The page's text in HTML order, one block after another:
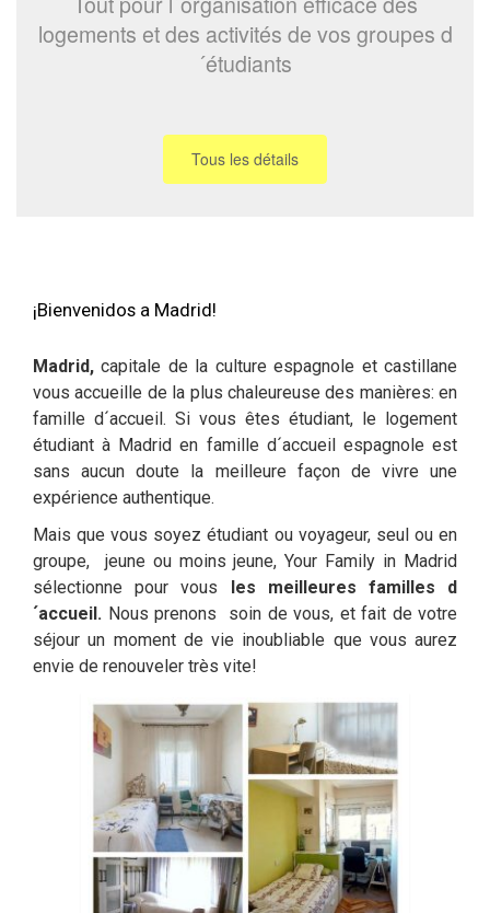
logements et des activités de vos groupes d
´étudiants
Tous les détails
¡Bienvenidos a Madrid!
Madrid, capitale de la culture espagnole et castillane
vous accueille de la plus chaleureuse des manières: en
famille d´accueil. Si vous êtes étudiant, le logement
étudiant à Madrid en famille d´accueil espagnole est
sans aucun doute la meilleure façon de vivre une
expérience authentique.
Mais que vous soyez étudiant ou voyageur, seul ou en
groupe, jeune ou moins jeune, Your Family in Madrid
sélectionne pour vous les meilleures familles d
´accueil. Nous prenons soin de vous, et fait de votre
séjour un moment de vie inoubliable que vous aurez
envie de renouveler très vite!